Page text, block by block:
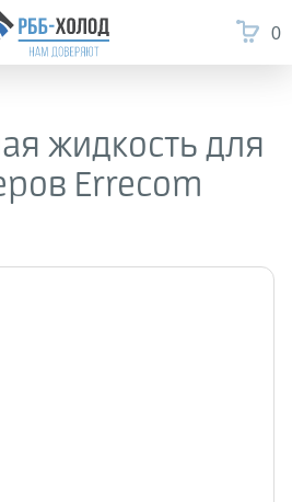
0
жидкость для
Errecom